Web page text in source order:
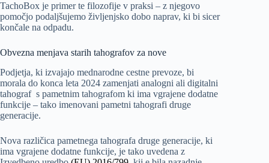
TachoBox je primer te filozofije v praksi – z njegovo
pomočjo podaljšujemo življenjsko dobo naprav, ki bi sicer
končale na odpadu.
Obvezna menjava starih tahografov za nove
Podjetja, ki izvajajo mednarodne cestne prevoze, bi
morala do konca leta 2024 zamenjati analogni ali digitalni
tahograf s pametnim tahografom ki ima vgrajene dodatne
funkcije – tako imenovani pametni tahografi druge
generacije.
Nova različica pametnega tahografa druge generacije, ki
ima vgrajene dodatne funkcije, je tako uvedena z